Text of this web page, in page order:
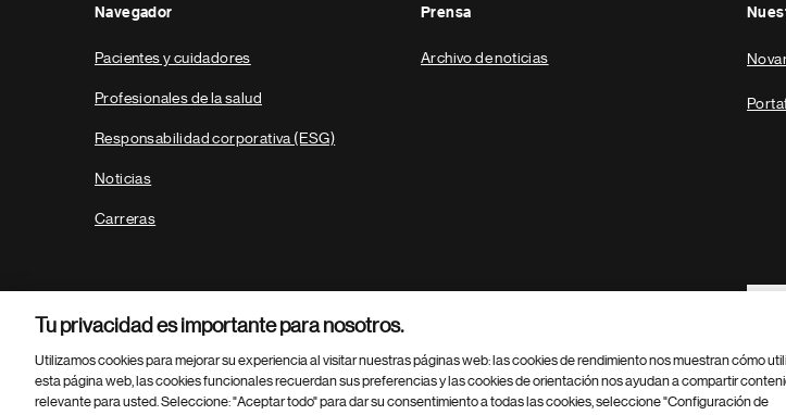
Navegador
Pacientes y cuidadores
Profesionales de la salud
Responsabilidad corporativa (ESG)
Noticias
Carreras
Prensa
Archivo de noticias
Parte
© 2026 Novartis AG
Tu privacidad es importante para nosotros.
Utilizamos cookies para mejorar su experiencia al visitar nuestras páginas web: las cookies de rendimiento nos muestran cómo
esta página web, las cookies funcionales recuerdan sus preferencias y las cookies de orientación nos ayudan a compartir
relevante para usted. Seleccione: "Aceptar todo" para dar su consentimiento a todas las cookies, seleccione "Configuración de